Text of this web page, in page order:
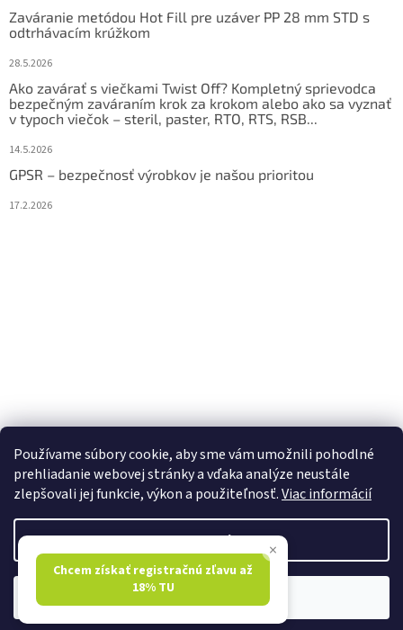
Používame súbory cookie, aby sme vám umožnili pohodlné
prehliadanie webovej stránky a vďaka analýze neustále
zlepšovali jej funkcie, výkon a použiteľnosť.Viac informácií
Nastavenie
Súhlasím
Zaváranie metódou Hot Fill pre uzáver PP 28 mm STD s
odtrhávacím krúžkom
28.5.2026
Ako zavárať s viečkami Twist Off? Kompletný sprievodca
bezpečným zaváraním krok za krokom alebo ako sa vyznať
v typoch viečok – steril, paster, RTO, RTS, RSB...
14.5.2026
GPSR – bezpečnosť výrobkov je našou prioritou
17.2.2026
pohareaflase.sk . Všetky práva vyhradené.Upraviť
×
Chcem získať registračnú zľavu až
18% TU